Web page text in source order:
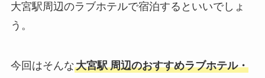
大宮駅周辺のラブホテルで宿泊するといいでしょ
う。
今回はそんな大宮駅 周辺のおすすめラブホテル・